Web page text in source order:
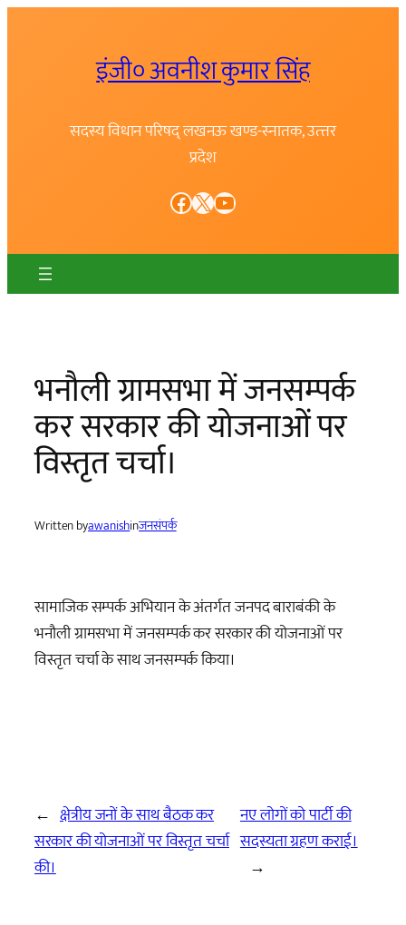
इंजी० अवनीश कुमार सिंह
सदस्य विधान परिषद् लखनऊ खण्ड-स्नातक, उत्त्तर
प्रदेश
Facebook X YouTube
भनौली ग्रामसभा में जनसम्पर्क
कर सरकार की योजनाओं पर
विस्तृत चर्चा।
Written byawanishinजनसंपर्क
सामाजिक सम्पर्क अभियान के अंतर्गत जनपद बाराबंकी के
भनौली ग्रामसभा में जनसम्पर्क कर सरकार की योजनाओं पर
विस्तृत चर्चा के साथ जनसम्पर्क किया।
← क्षेत्रीय जनों के साथ बैठक कर
सरकार की योजनाओं पर विस्तृत चर्चा
की।
नए लोगों को पार्टी की
सदस्यता ग्रहण कराई।
→